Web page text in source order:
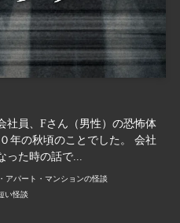
社員、Fさん（男性）の恐怖体
年の秋頃のことでした。 会社
った時の話で...
アパート・マンションの怪談
い怪談